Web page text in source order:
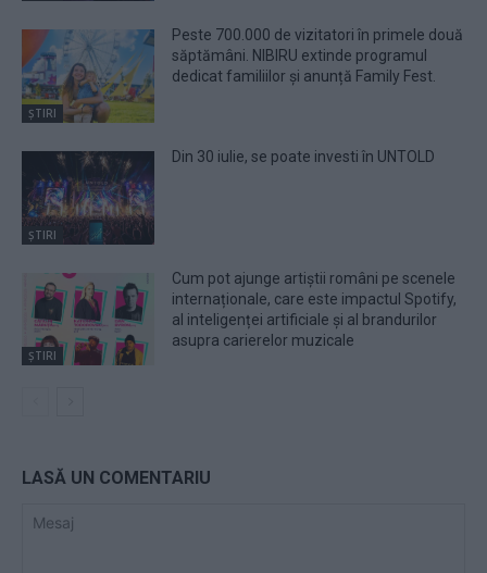
ȘTIRI
Peste 700.000 de vizitatori în primele două
săptămâni. NIBIRU extinde programul
dedicat familiilor și anunță Family Fest.
ȘTIRI
Din 30 iulie, se poate investi în UNTOLD
ȘTIRI
Cum pot ajunge artiștii români pe scenele
internaționale, care este impactul Spotify,
al inteligenței artificiale și al brandurilor
asupra carierelor muzicale
LASĂ UN COMENTARIU